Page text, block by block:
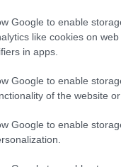
Google to enable
like cookies on
in apps.
Google to enable
of the website or
Google to enable
insider.gr στο Google
από την Ελλάδα